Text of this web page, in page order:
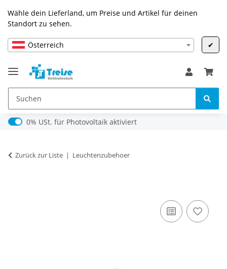
Wähle dein Lieferland, um Preise und Artikel für deinen
Standort zu sehen.
Österreich ✔
0% USt. für Photovoltaik (§ 12 Abs. 3 UStG)
0% USt. für Photovoltaik aktiviert
Zurück zur Liste Leuchtenzubehoer